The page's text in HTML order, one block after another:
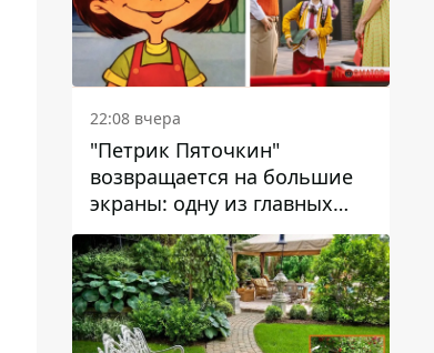
22:08 вчера
"Петрик Пяточкин"
возвращается на большие
экраны: одну из главных
ролей сыграет 9-летний
днепрянин Александр
Войтеховский